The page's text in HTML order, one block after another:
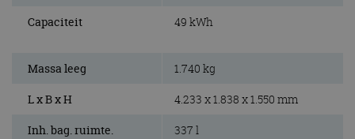
Capaciteit 49 kWh
Massa leeg 1.740 kg
L x B x H 4.233 x 1.838 x 1.550 mm
Inh. bag. ruimte. 337 l